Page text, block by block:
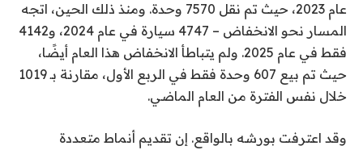
عام 2023، حيث تم نقل 7570 وحدة. ومنذ ذلك الحين، اتجه
المسار نحو الانخفاض – 4747 سيارة في عام 2024، و4142
فقط في عام 2025. ولم يتباطأ الانخفاض هذا العام أيضًا،
حيث تم بيع 607 وحدة فقط في الربع الأول، مقارنة بـ 1019
خلال نفس الفترة من العام الماضي.
وقد اعترفت بورشه بالواقع. إن تقديم أنماط متعددة